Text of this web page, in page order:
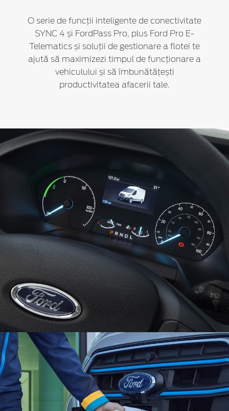
O serie de funcții inteligente de conectivitate
SYNC 4 și FordPass Pro, plus Ford Pro E-
Telematics și soluții de gestionare a flotei te
ajută să maximizezi timpul de funcționare a
vehiculului și să îmbunătățești
productivitatea afacerii tale.